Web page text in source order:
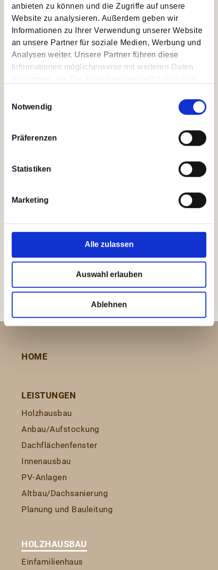
anbieten zu können und die Zugriffe auf unsere
Website zu analysieren. Außerdem geben wir
Informationen zu Ihrer Verwendung unserer Website
an unsere Partner für soziale Medien, Werbung und
Analysen weiter. Unsere Partner führen diese
Informationen möglicherweise mit weiteren Daten
gesammelt haben.
Notwendig
Präferenzen
Statistiken
Marketing
Alle zulassen
Auswahl erlauben
Ablehnen
HOME
LEISTUNGEN
Holzhausbau
Anbau/Aufstockung
Dachflächenfenster
Innenausbau
PV-Anlagen
Altbau/Dachsanierung
Planung und Bauleitung
HOLZHAUSBAU
Einfamilienhaus